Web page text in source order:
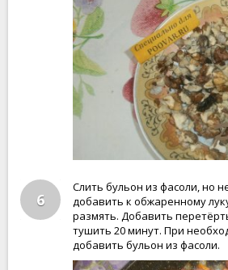
6
Слить бульон из фасоли, но
добавить к обжаренному
размять. Добавить
тушить 20 минут. При
добавить бульон из фасоли.